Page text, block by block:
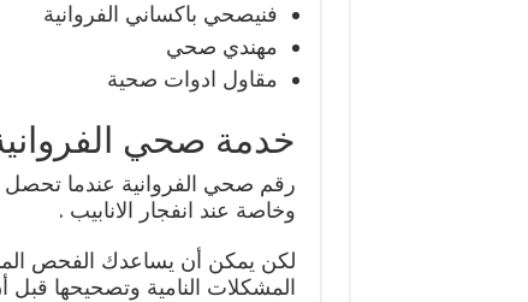
فنيصحي باكساني الفروانية
مهندي صحي
مقاول ادوات صحية
خدمة صحي
رقم صحي الفروانية عندما تحصل
وخاصة عند انفجار الانابيب .
لكن يمكن أن يساعدك الفحص
المشكلات النامية وتصحيحها قبل